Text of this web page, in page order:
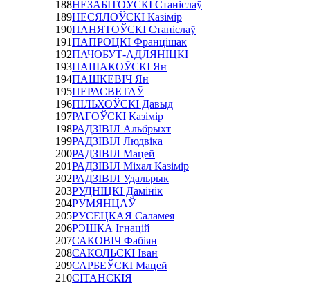
188НЕЗАБІТОЎСКІ Станіслаў
189НЕСЯЛОЎСКІ Казімір
190ПАНЯТОЎСКІ Станіслаў
191ПАПРОЦКІ Францішак
192ПАЧОБУТ-АДЛЯНІЦКІ
193ПАШАКОЎСКІ Ян
194ПАШКЕВІЧ Ян
195ПЕРАСВЕТАЎ
196ПІЛЬХОЎСКІ Давыд
197РАГОЎСКІ Казімір
198РАДЗІВІЛ Альбрыхт
199РАДЗІВІЛ Людвіка
200РАДЗІВІЛ Мацей
201РАДЗІВІЛ Міхал Казімір
202РАДЗІВІЛ Удальрык
203РУДНІЦКІ Дамінік
204РУМЯНЦАЎ
205РУСЕЦКАЯ Саламея
206РЭШКА Ігнацій
207САКОВІЧ Фабіян
208САКОЛЬСКІ Іван
209САРБЕЎСКІ Мацей
210СІТАНСКІЯ